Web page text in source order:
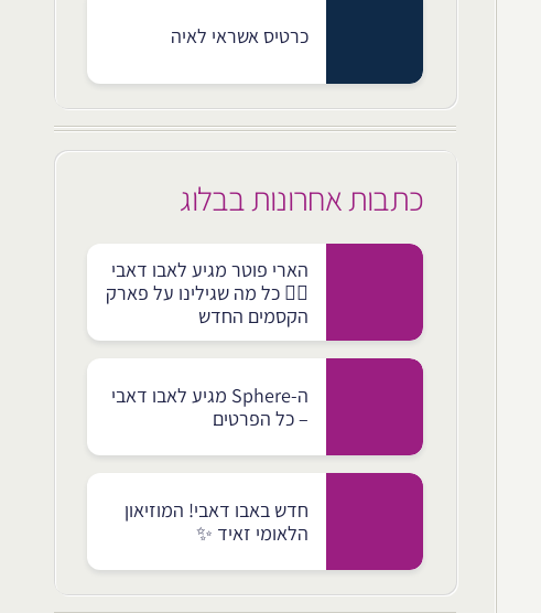
כרטיס אשראי לאיה
כתבות אחרונות בבלוג
הארי פוטר מגיע לאבו דאבי
🧙‍♂️ כל מה שגילינו על פארק
הקסמים החדש
ה-Sphere מגיע לאבו דאבי
– כל הפרטים
חדש באבו דאבי! המוזיאון
הלאומי זאיד ✨